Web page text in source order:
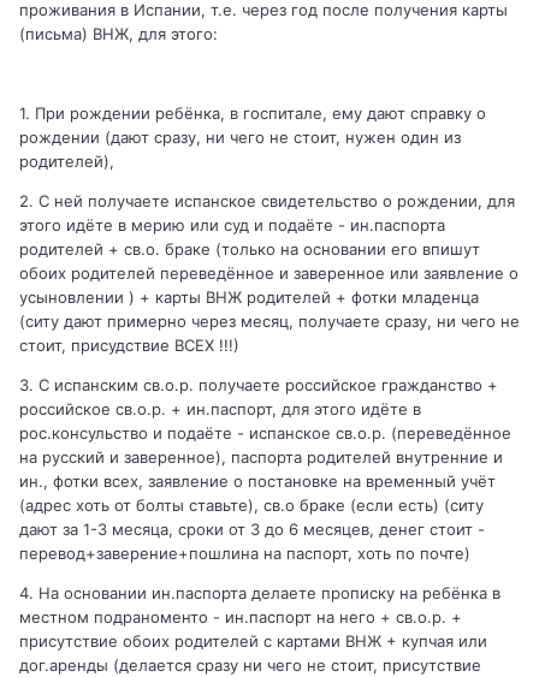
проживания в Испании, т.е. через год после получения карты
(письма) ВНЖ, для этого:
1. При рождении ребёнка, в госпитале, ему дают справку о
рождении (дают сразу, ни чего не стоит, нужен один из
родителей),
2. С ней получаете испанское свидетельство о рождении, для
этого идёте в мерию или суд и подаёте - ин.паспорта
родителей + св.о. браке (только на основании его впишут
обоих родителей переведённое и заверенное или заявление о
усыновлении ) + карты ВНЖ родителей + фотки младенца
(ситу дают примерно через месяц, получаете сразу, ни чего не
стоит, присудствие ВСЕХ !!!)
3. С испанским св.о.р. получаете российское гражданство +
российское св.о.р. + ин.паспорт, для этого идёте в
рос.консульство и подаёте - испанское св.о.р. (переведённое
на русский и заверенное), паспорта родителей внутренние и
ин., фотки всех, заявление о постановке на временный учёт
(адрес хоть от болты ставьте), св.о браке (если есть) (ситу
дают за 1-3 месяца, сроки от 3 до 6 месяцев, денег стоит -
перевод+заверение+пошлина на паспорт, хоть по почте)
4. На основании ин.паспорта делаете прописку на ребёнка в
местном подраноменто - ин.паспорт на него + св.о.р. +
присутствие обоих родителей с картами ВНЖ + купчая или
дог.аренды (делается сразу ни чего не стоит, присутствие